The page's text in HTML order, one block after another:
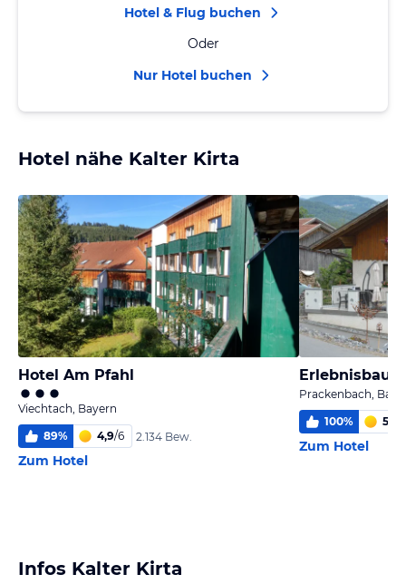
Hotel & Flug buchen
Oder
Nur Hotel buchen
Hotel nähe Kalter Kirta
Hotel Am Pfahl
Viechtach, Bayern
89% 4,9/6 2.134 Bew.
Zum Hotel
Prackenbach,
100% 5,7
Zum Hotel
Infos Kalter Kirta